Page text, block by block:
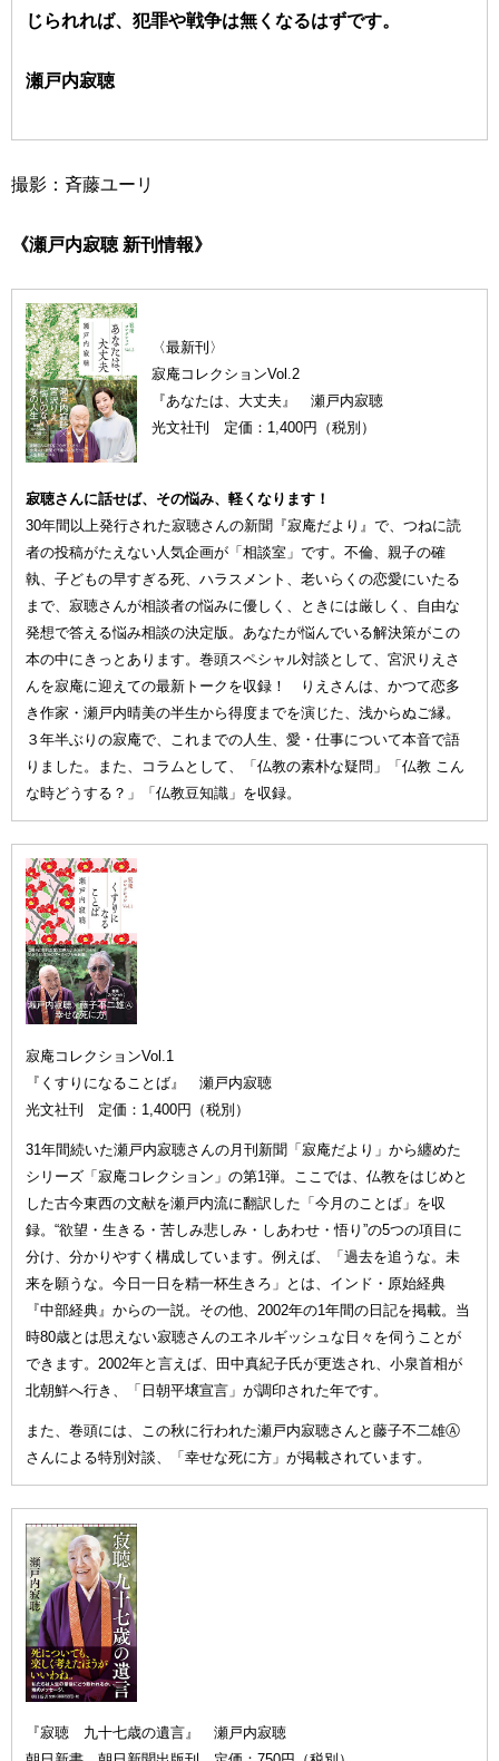
じられれば、犯罪や戦争は無くなるはずです。
瀬戸内寂聴
撮影：斉藤ユーリ
《瀬戸内寂聴 新刊情報》
〈最新刊〉
寂庵コレクションVol.2
『あなたは、大丈夫』 瀬戸内寂聴
光文社刊 定価：1,400円（税別）
寂聴さんに話せば、その悩み、軽くなります！
30年間以上発行された寂聴さんの新聞『寂庵だより』で、つねに読
者の投稿がたえない人気企画が「相談室」です。不倫、親子の確
執、子どもの早すぎる死、ハラスメント、老いらくの恋愛にいたる
まで、寂聴さんが相談者の悩みに優しく、ときには厳しく、自由な
発想で答える悩み相談の決定版。あなたが悩んでいる解決策がこの
本の中にきっとあります。巻頭スペシャル対談として、宮沢りえさ
んを寂庵に迎えての最新トークを収録！ りえさんは、かつて恋多
き作家・瀬戸内晴美の半生から得度までを演じた、浅からぬご縁。
３年半ぶりの寂庵で、これまでの人生、愛・仕事について本音で語
りました。また、コラムとして、「仏教の素朴な疑問」「仏教 こん
な時どうする？」「仏教豆知識」を収録。
寂庵コレクションVol.1
『くすりになることば』 瀬戸内寂聴
光文社刊 定価：1,400円（税別）
31年間続いた瀬戸内寂聴さんの月刊新聞「寂庵だより」から纏めた
シリーズ「寂庵コレクション」の第1弾。ここでは、仏教をはじめと
した古今東西の文献を瀬戸内流に翻訳した「今月のことば」を収
録。“欲望・生きる・苦しみ悲しみ・しあわせ・悟り”の5つの項目に
分け、分かりやすく構成しています。例えば、「過去を追うな。未
来を願うな。今日一日を精一杯生きろ」とは、インド・原始経典
『中部経典』からの一説。その他、2002年の1年間の日記を掲載。当
時80歳とは思えない寂聴さんのエネルギッシュな日々を伺うことが
できます。2002年と言えば、田中真紀子氏が更迭され、小泉首相が
北朝鮮へ行き、「日朝平壌宣言」が調印された年です。
また、巻頭には、この秋に行われた瀬戸内寂聴さんと藤子不二雄Ⓐ
さんによる特別対談、「幸せな死に方」が掲載されています。
『寂聴 九十七歳の遺言』 瀬戸内寂聴